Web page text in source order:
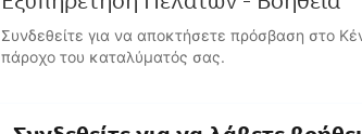
Συνδεθείτε για να αποκτήσετε πρόσβαση στο
πάροχο του καταλύματός σας.